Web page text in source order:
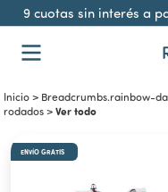
sin interés a partir
Inicio > Breadcrumbs.rainbow-
rodados > Ver todo
ENVÍO GRATIS